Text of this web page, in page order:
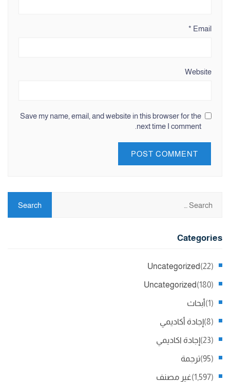
Email
*
Website
Save my name, email, and website in this browser for the
next time I comment.
Categories
Uncategorized (22)
Uncategorized (180)
أبحاث (1)
إجادة أكاديمي (8)
إجادة اكاديمي (23)
ترجمة (95)
غير مصنف (1,597)